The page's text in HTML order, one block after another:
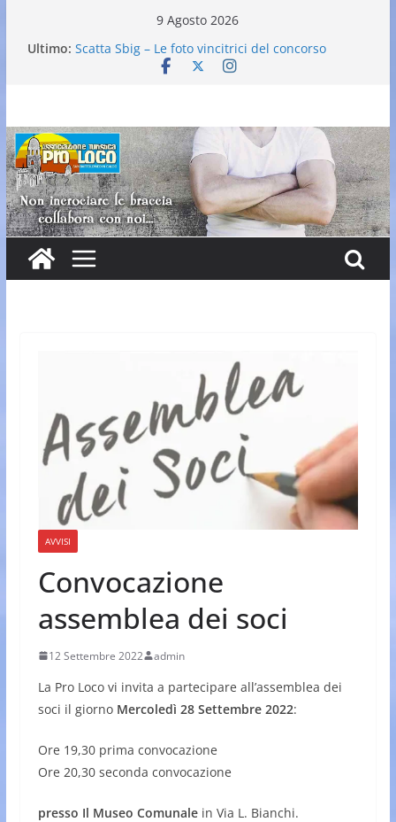
9 Agosto 2026
Ultimo: Scatta Sbig – Le foto vincitrici del concorso
25° Gran Carnevale
Enogastronomico
AVVISI
Convocazione
assemblea dei soci
12 Settembre 2022 admin
La Pro Loco vi invita a partecipare all’assemblea dei
soci il giorno Mercoledì 28 Settembre 2022:
Ore 19,30 prima convocazione
Ore 20,30 seconda convocazione
presso Il Museo Comunalein Via L. Bianchi.